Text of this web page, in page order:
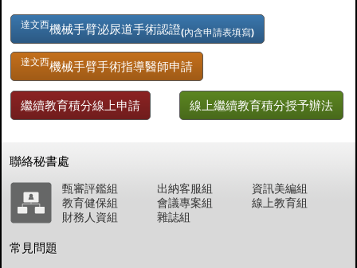
達文西機械手臂泌尿道手術認證(內含申請表填寫)
達文西機械手臂手術指導醫師申請
繼續教育積分線上申請 線上繼續教育積分授予辦法
聯絡秘書處
甄審評鑑組
教育健保組
財務人資組
出納客服組
會議專案組
雜誌組
資訊美編組
線上教育組
常見問題